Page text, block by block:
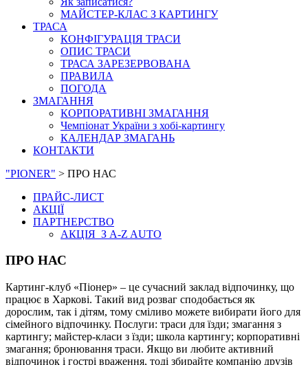
МАЙСТЕР-КЛАС З КАРТИНГУ
ТРАСА
КОНФІГУРАЦІЯ ТРАСИ
ОПИС ТРАСИ
ТРАСА ЗАРЕЗЕРВОВАНА
ПРАВИЛА
ПОГОДА
ЗМАГАННЯ
КОРПОРАТИВНІ ЗМАГАННЯ
Чемпіонат України з хобі-картингу
КАЛЕНДАР ЗМАГАНЬ
КОНТАКТИ
"PIONER" > ПРО НАС
ПРАЙС-ЛИСТ
АКЦІЇ
ПАРТНЕРСТВО
АКЦІЯ З A-Z AUTO
ПРО НАС
Картинг-клуб «Піонер» – це сучасний заклад відпочинку, що
працює в Харкові. Такий вид розваг сподобається як
дорослим, так і дітям, тому сміливо можете вибирати його для
сімейного відпочинку. Послуги: траси для їзди; змагання з
картингу; майстер-класи з їзди; школа картингу; корпоративні
змагання; бронювання траси. Якщо ви любите активний
відпочинок і гострі враження, тоді збирайте компанію друзів